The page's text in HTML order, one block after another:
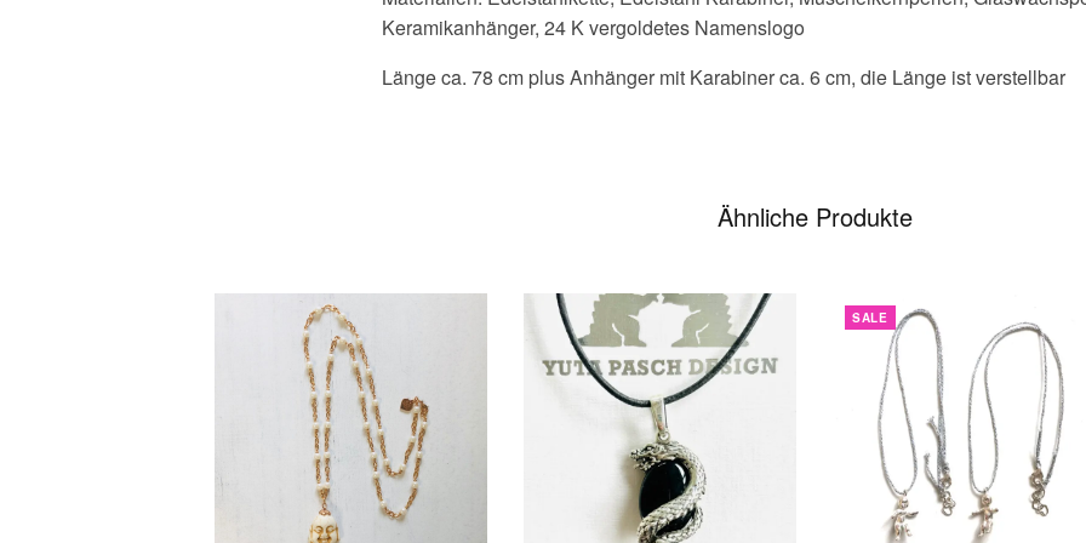
Keramikanhänger, 24 K vergoldetes Namenslogo
Länge ca. 78 cm plus Anhänger mit Karabiner ca. 6 cm, die Länge ist verstellbar
Ähnliche Produkte
SALE